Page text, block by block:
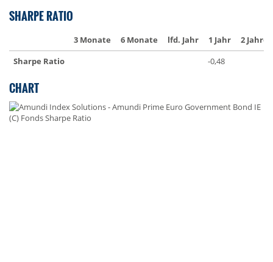
SHARPE RATIO
3 Monate 6 Monate lfd. Jahr 1 Jahr
2 Jahre
Sharpe Ratio
-0,48
CHART